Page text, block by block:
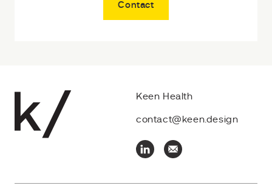
Contact
Keen Health
contact@keen.design